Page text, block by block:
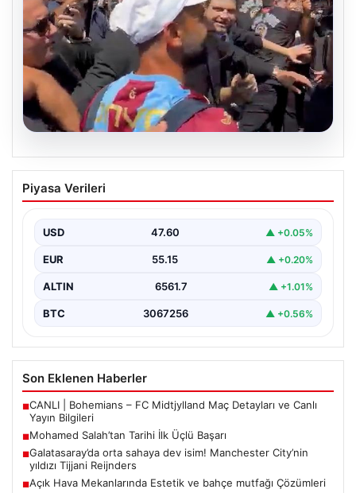
05.08.2026
Mohamed Salah’tan Tarihi İlk Üçlü
Başarı
önemli bir dönüm noktasına imza attı. Takımının
hücum…
Piyasa Verileri
USD 47.60 ▲ +0.05%
EUR 55.15 ▲ +0.20%
ALTIN 6561.7 ▲ +1.01%
BTC 3067256 ▲ +0.56%
Son Eklenen Haberler
■CANLI | Bohemians – FC Midtjylland Maç Detayları ve Canlı
Yayın Bilgileri
■Mohamed Salah’tan Tarihi İlk Üçlü Başarı
■Galatasaray’da orta sahaya dev isim! Manchester City’nin
yıldızı Tijjani Reijnders
■Açık Hava Mekanlarında Estetik ve bahçe mutfağı Çözümleri